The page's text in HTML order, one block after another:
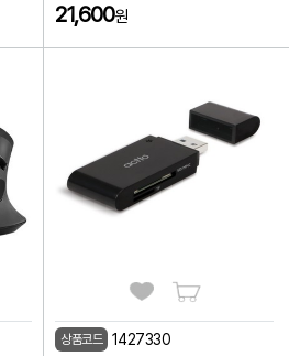
21,600원
상품코드 1427330